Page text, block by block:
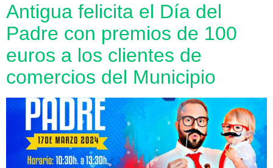
Antigua felicita el Día del
Padre con premios de 100
euros a los clientes de
comercios del Municipio